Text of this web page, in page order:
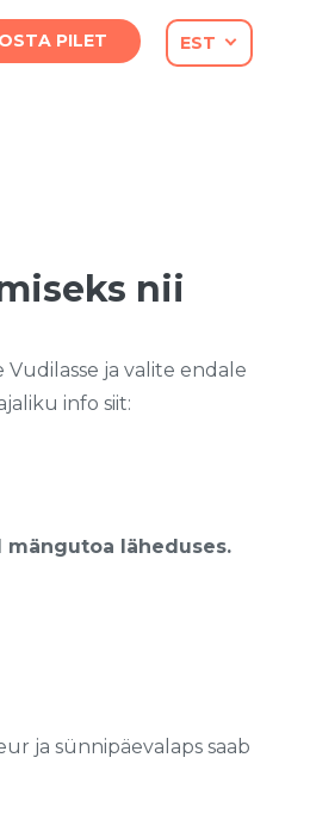
OSTA PILET EST
nii
ja valite endale
info siit:
läheduses.
ja sünnipäevalaps saab